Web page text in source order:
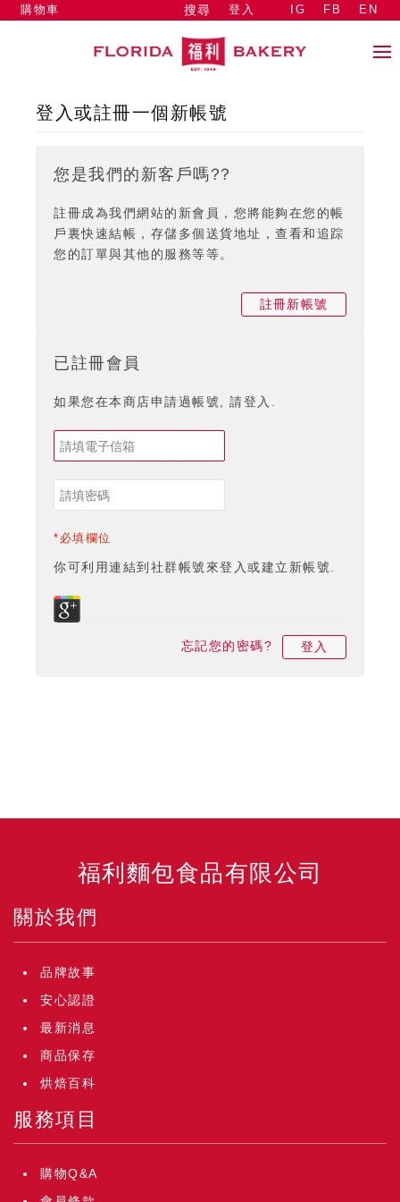
搜尋 登入
購物車 IG FB EN
登入或註冊一個新帳號
您是我們的新客戶嗎??
註冊成為我們網站的新會員，您將能夠在您的帳
戶裏快速結帳，存儲多個送貨地址，查看和追踪
您的訂單與其他的服務等等。
註冊新帳號
已註冊會員
如果您在本商店申請過帳號, 請登入.
*必填欄位
你可利用連結到社群帳號來登入或建立新帳號.
忘記您的密碼? 登入
福利麵包食品有限公司
關於我們
品牌故事
安心認證
最新消息
商品保存
烘焙百科
服務項目
購物Q&A